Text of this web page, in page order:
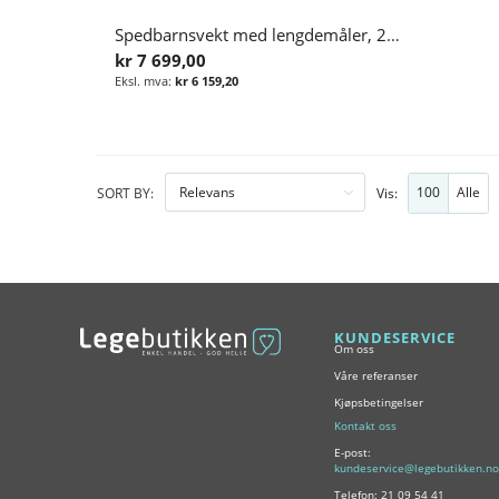
Spedbarnsvekt med lengdemåler, 20 kg, medisinsk godkjent
kr 7 699,00
kr 6 159,20
SORT BY: Vis: 100 Alle
KUNDESERVICE
Om oss
Våre referanser
Kjøpsbetingelser
Kontakt oss
E-post:
kundeservice@legebutikken.no
Telefon: 21 09 54 41